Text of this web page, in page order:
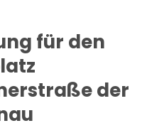
für den
der